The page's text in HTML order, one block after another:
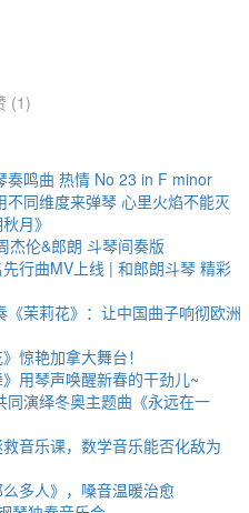
(1)
奏鸣曲 热情 No 23 in F minor
同维度来弹琴 心里火焰不能灭
月》
杰伦&郎朗 斗琴间奏版
行曲MV上线 | 和郎朗斗琴 精彩
茉莉花》：让中国曲子响彻欧洲
惊艳加拿大舞台！
用琴声唤醒新春的干劲儿~
同演绎冬奥主题曲《永远在一
音乐课，数学音乐能否化敌为
多人》，嗓音温暖治愈